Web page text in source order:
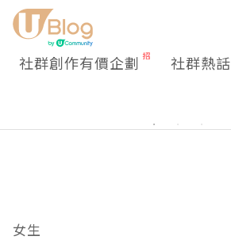
社群創作有價企劃 社群熱話
女生